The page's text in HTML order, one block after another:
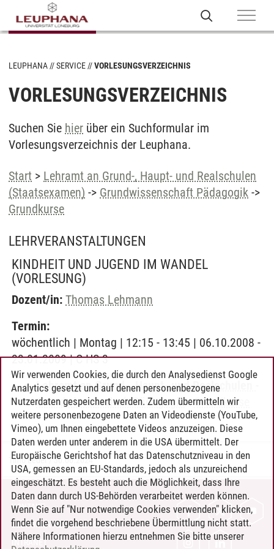
LEUPHANA SERVICE VORLESUNGSVERZEICHNIS
VORLESUNGSVERZEICHNIS
Suchen Sie hier über ein Suchformular im
Vorlesungsverzeichnis der Leuphana.
Start > Lehramt an Grund-, Haupt- und Realschulen
(Staatsexamen) -> Grundwissenschaft Pädagogik ->
Grundkurse
LEHRVERANSTALTUNGEN
KINDHEIT UND JUGEND IM WANDEL
(VORLESUNG)
Dozent/in: Thomas Lehmann
Termin:
wöchentlich | Montag | 12:15 - 13:45 | 06.10.2008 -
23.01.2009 | C HS 3
Lehramt an Grund-, Haupt- und Realschulen
Grundwissenschaft Pädagogik-Grundkurse
Timo Leder/30.06.2024
KONTAKT
LEUPHANA ALS ARBEITGEBER
INTRANET
Wir verwenden Cookies, die durch den Analysedienst Google
Analytics gesetzt und auf denen personenbezogene
Nutzerdaten gespeichert werden. Zudem übermitteln wir
weitere personenbezogene Daten an Videodienste (YouTube,
Vimeo), um Ihnen eingebettete Videos anzuzeigen. Diese
Daten werden unter anderem in die USA übermittelt. Der
Europäische Gerichtshof hat das Datenschutzniveau in den
USA, gemessen an EU-Standards, jedoch als unzureichend
eingeschätzt. Es besteht auch die Möglichkeit, dass Ihre
Daten dann durch US-Behörden verarbeitet werden können.
Wenn Sie auf "Nur notwendige Cookies verwenden" klicken,
findet die vorgehend beschriebene Übermittlung nicht statt.
Nähere Informationen hierzu entnehmen Sie bitte unserer